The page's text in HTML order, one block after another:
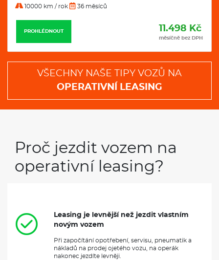
10000 km / rok 36 měsíců
PROHLÉDNOUT 11.498 Kč
měsíčně bez DPH
VŠECHNY NAŠE TIPY VOZŮ NA
OPERATIVNÍ LEASING
Proč jezdit vozem na
operativní leasing?
Leasing je levnější než jezdit vlastním
novým vozem
Při započítání opotřebení, servisu, pneumatik a
nákladů na prodej ojetého vozu, na operák
nakonec jezdíte levněji.